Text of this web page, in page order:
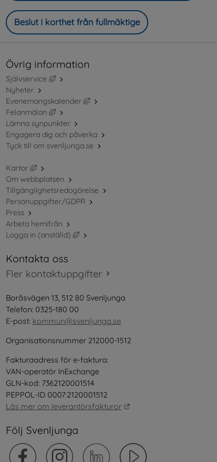
Beslut i korthet från fullmäktige
Övrig information
Självservice
Länk till annan webbplats, öppnas i nytt fönster.
Nyheter
Evenemangskalender
Länk till annan webbplats, öppnas i
Felanmälan
Länk till annan webbplats, öppnas i nytt fönster.
Lämna synpunkter
Engagera dig och påverka
Tyck till om svenljunga.se
Kartor
Länk till annan webbplats, öppnas i nytt fönster.
Om webbplatsen
Tillgänglighetsredogörelse
Personuppgifter/GDPR
Press
Arbeta hemifrån
Logga in (anställd)
Länk till annan webbplats, öppnas i nytt
Kontakta oss
Fler kontaktuppgifter
Boråsvägen 13, 512 80 Svenljunga
Telefon: 0325-180 00
E-post: kommun@svenljunga.se
Organisationsnummer 212000-1512
Fakturaadress för e-faktura:
VAN-operatör InExchange
GLN-kod: 7362120001514
PEPPOL-ID 0007:2120001512
Läs mer om leverantörsfakturor
Följ Svenljunga